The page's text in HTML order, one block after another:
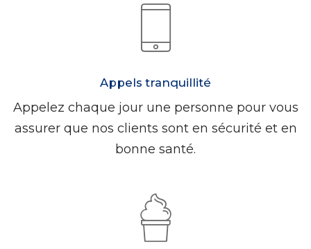
Appels tranquillité
Appelez chaque jour une personne pour vous
assurer que nos clients sont en sécurité et en
bonne santé.